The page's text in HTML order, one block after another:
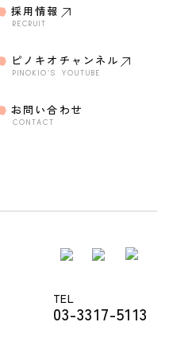
TEL
03-3317-5113
採用情報
RECRUIT
ピノキオチャンネル
PINOKIO’S YOUTUBE
お問い合わせ
CONTACT